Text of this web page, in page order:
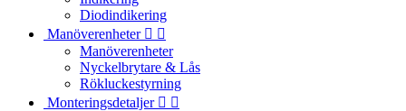
Diodindikering
Manöverenheter  
Manöverenheter
Nyckelbrytare & Lås
Rökluckestyrning
Monteringsdetaljer  